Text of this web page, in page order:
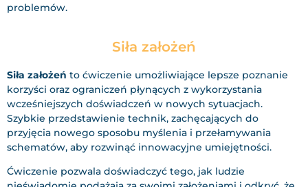
problemów.
Siła założeń
Siła założeń to ćwiczenie umożliwiające lepsze poznanie
korzyści oraz ograniczeń płynących z wykorzystania
wcześniejszych doświadczeń w nowych sytuacjach.
Szybkie przedstawienie technik, zachęcających do
przyjęcia nowego sposobu myślenia i przełamywania
schematów, aby rozwinąć innowacyjne umiejętności.
Ćwiczenie pozwala doświadczyć tego, jak ludzie